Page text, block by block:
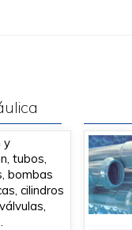
y
tubos,
bombas
cilindros